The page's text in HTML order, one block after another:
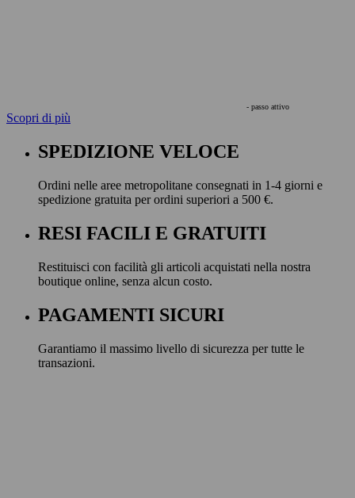
- passo attivo
Scopri di più
SPEDIZIONE VELOCE
Ordini nelle aree metropolitane consegnati in 1-4 giorni e
spedizione gratuita per ordini superiori a 500 €.
RESI FACILI E GRATUITI
Restituisci con facilità gli articoli acquistati nella nostra
boutique online, senza alcun costo.
PAGAMENTI SICURI
Garantiamo il massimo livello di sicurezza per tutte le
transazioni.